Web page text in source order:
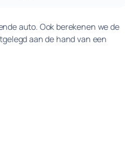
auto. Ook berekenen we de
aan de hand van een